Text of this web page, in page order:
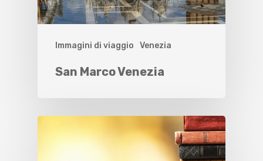
Immagini di viaggio Venezia
San Marco Venezia